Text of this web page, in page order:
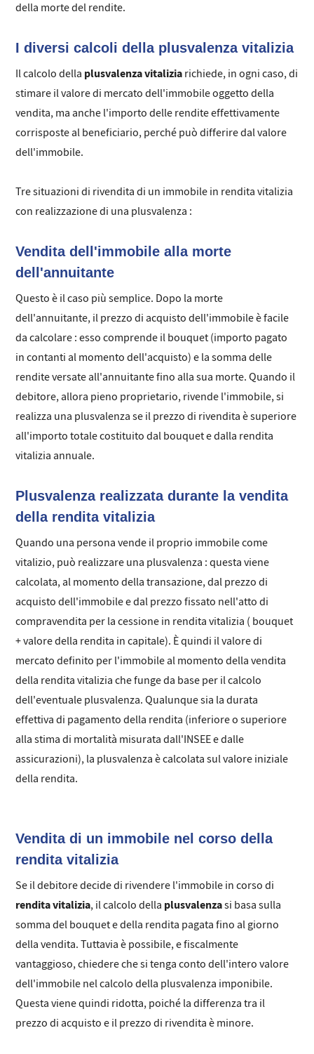
della morte del rendite.
I diversi calcoli della plusvalenza vitalizia
Il calcolo della plusvalenza vitalizia richiede, in ogni caso, di
stimare il valore di mercato dell'immobile oggetto della
vendita, ma anche l'importo delle rendite effettivamente
corrisposte al beneficiario, perché può differire dal valore
dell'immobile.
Tre situazioni di rivendita di un immobile in rendita vitalizia
con realizzazione di una plusvalenza :
Vendita dell'immobile alla morte
dell'annuitante
Questo è il caso più semplice. Dopo la morte
dell'annuitante, il prezzo di acquisto dell'immobile è facile
da calcolare : esso comprende il bouquet (importo pagato
in contanti al momento dell'acquisto) e la somma delle
rendite versate all'annuitante fino alla sua morte. Quando il
debitore, allora pieno proprietario, rivende l'immobile, si
realizza una plusvalenza se il prezzo di rivendita è superiore
all'importo totale costituito dal bouquet e dalla rendita
vitalizia annuale.
Plusvalenza realizzata durante la vendita
della rendita vitalizia
Quando una persona vende il proprio immobile come
vitalizio, può realizzare una plusvalenza : questa viene
calcolata, al momento della transazione, dal prezzo di
acquisto dell'immobile e dal prezzo fissato nell'atto di
compravendita per la cessione in rendita vitalizia ( bouquet
+ valore della rendita in capitale). È quindi il valore di
mercato definito per l'immobile al momento della vendita
della rendita vitalizia che funge da base per il calcolo
dell'eventuale plusvalenza. Qualunque sia la durata
effettiva di pagamento della rendita (inferiore o superiore
alla stima di mortalità misurata dall'INSEE e dalle
assicurazioni), la plusvalenza è calcolata sul valore iniziale
della rendita.
Vendita di un immobile nel corso della
rendita vitalizia
Se il debitore decide di rivendere l'immobile in corso di
rendita vitalizia, il calcolo della plusvalenzasi basa sulla
somma del bouquet e della rendita pagata fino al giorno
della vendita. Tuttavia è possibile, e fiscalmente
vantaggioso, chiedere che si tenga conto dell'intero valore
dell'immobile nel calcolo della plusvalenza imponibile.
Questa viene quindi ridotta, poiché la differenza tra il
prezzo di acquisto e il prezzo di rivendita è minore.